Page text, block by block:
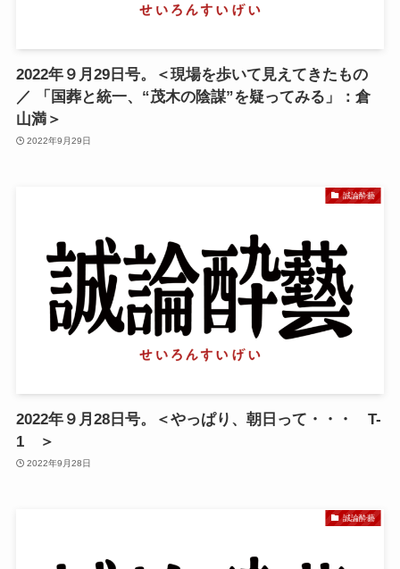
2022年９月29日号。＜現場を歩いて見えてきたもの
／ 「国葬と統一、“茂木の陰謀”を疑ってみる」：倉
山満＞
2022年9月29日
誠論酔藝
2022年９月28日号。＜やっぱり、朝日って・・・ T-
1 ＞
2022年9月28日
誠論酔藝